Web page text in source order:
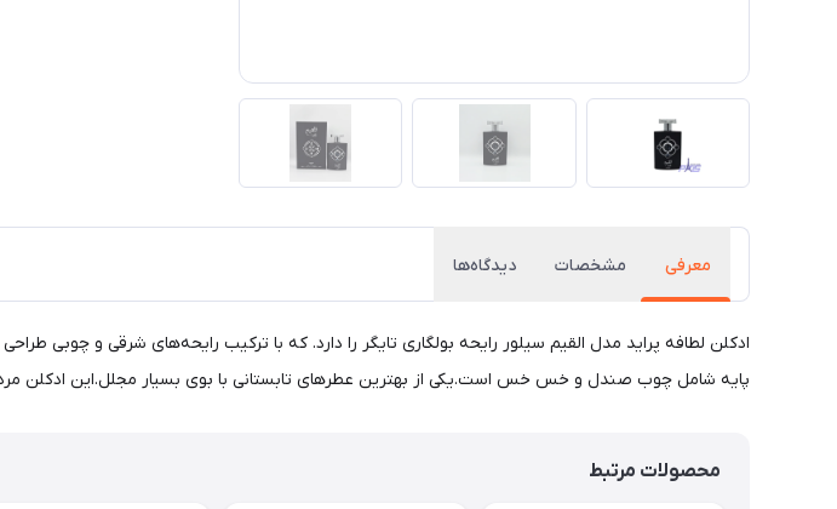
معرفی مشخصات دیدگاه‌ها
ادکلن لطافه پراید مدل القیم سیلور رایحه بولگاری تایگر را دارد. که با ترکیب رایحه‌های شرقی و چوبی
پایه شامل چوب صندل و خس خس است.یکی از بهترین عطرهای تابستانی با بوی بسیار مجلل.این ادکلن
محصولات مرتبط